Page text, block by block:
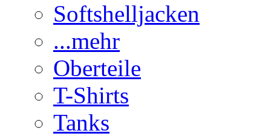
Softshelljacken
...mehr
Oberteile
T-Shirts
Tanks